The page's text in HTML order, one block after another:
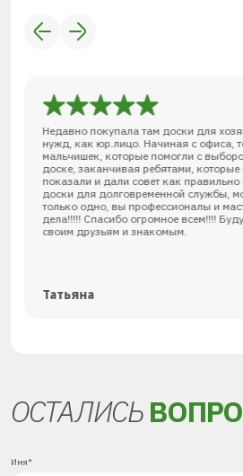
Недавно покупала там доски для
нужд, как юр.лицо. Начиная с офиса,
мальчишек, которые помогли с
доске, заканчивая ребятами, которые
показали и дали совет как правильно
доски для долговременной службы,
только одно, вы профессионалы и
дела!!!!! Спасибо огромное всем!!!!
своим друзьям и знакомым.
Татьяна
ОСТАЛИСЬ
Имя*